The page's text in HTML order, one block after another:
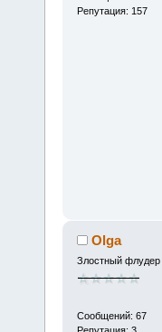
Репутация: 157
Olga
Злостный флудер
Сообщений: 67